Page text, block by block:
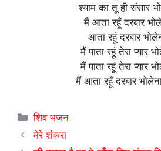
श्याम का तू ही संसार
मैं आता रहूँ दरबार
आता रहूं दरबार
मैं पाता रहूं तेरा प्यार
मैं पाता रहूं तेरा प्यार
मैं आता रहूँ दरबार
Categories
शिव भजन
मेरे शंकरा